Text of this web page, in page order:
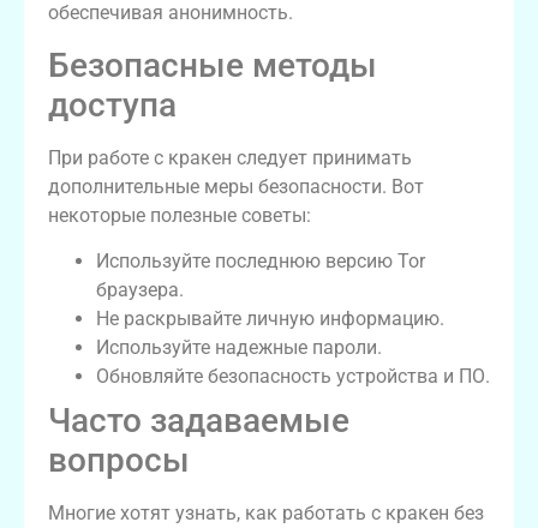
обеспечивая анонимность.
Безопасные методы
доступа
При работе с кракен следует принимать
дополнительные меры безопасности. Вот
некоторые полезные советы:
Используйте последнюю версию Tor
браузера.
Не раскрывайте личную информацию.
Используйте надежные пароли.
Обновляйте безопасность устройства и ПО.
Часто задаваемые
вопросы
Многие хотят узнать, как работать с кракен без